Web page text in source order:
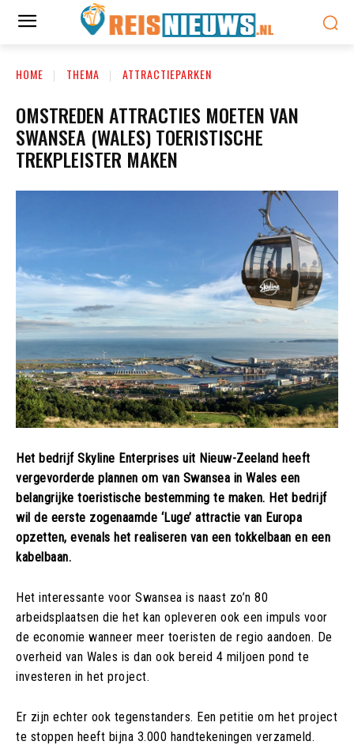
HOME THEMA ATTRACTIEPARKEN
OMSTREDEN ATTRACTIES MOETEN VAN
SWANSEA (WALES) TOERISTISCHE
TREKPLEISTER MAKEN
Het bedrijf Skyline Enterprises uit Nieuw-Zeeland heeft
vergevorderde plannen om van Swansea in Wales een
belangrijke toeristische bestemming te maken. Het bedrijf
wil de eerste zogenaamde ‘Luge’ attractie van Europa
opzetten, evenals het realiseren van een tokkelbaan en een
kabelbaan.
Het interessante voor Swansea is naast zo’n 80
arbeidsplaatsen die het kan opleveren ook een impuls voor
de economie wanneer meer toeristen de regio aandoen. De
overheid van Wales is dan ook bereid 4 miljoen pond te
investeren in het project.
Er zijn echter ook tegenstanders. Een petitie om het project
te stoppen heeft bijna 3.000 handtekeningen verzameld.